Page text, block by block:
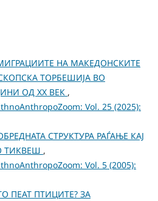
НА МАКЕДОНСКИТЕ
ТОРБЕШИЈА ВО
ОД XX ВЕК ,
Vol. 25 (2025):
СТРУКТУРА РАЃАЊЕ КАЈ
ТИКВЕШ ,
Vol. 5 (2005):
ПЕАТ ПТИЦИТЕ? ЗА